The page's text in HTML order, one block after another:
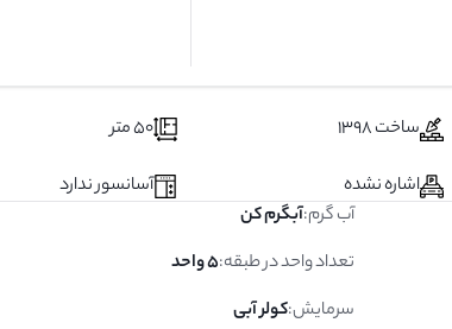
ساخت 1398 50 متر
اشاره نشده آسانسور ندارد
آب گرم:آبگرم کن
تعداد واحد در طبقه:5 واحد
سرمایش:کولر آبی